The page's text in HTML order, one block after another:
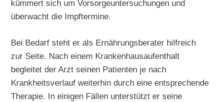
kümmert sich um Vorsorgeuntersuchungen und
überwacht die Impftermine.
Bei Bedarf steht er als Ernährungsberater hilfreich
zur Seite. Nach einem Krankenhausaufenthalt
begleitet der Arzt seinen Patienten je nach
Krankheitsverlauf weiterhin durch eine entsprechende
Therapie. In einigen Fällen unterstützt er seine